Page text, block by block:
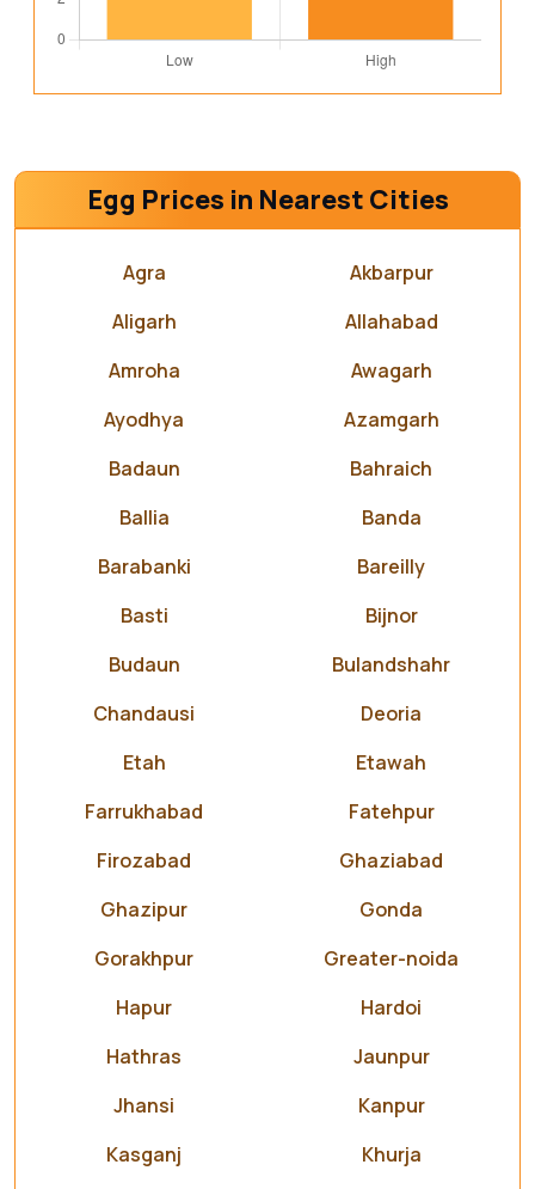
Egg Prices in Nearest Cities
Agra
Akbarpur
Aligarh
Allahabad
Amroha
Awagarh
Ayodhya
Azamgarh
Badaun
Bahraich
Ballia
Banda
Barabanki
Bareilly
Basti
Bijnor
Budaun
Bulandshahr
Chandausi
Deoria
Etah
Etawah
Farrukhabad
Fatehpur
Firozabad
Ghaziabad
Ghazipur
Gonda
Gorakhpur
Greater-noida
Hapur
Hardoi
Hathras
Jaunpur
Jhansi
Kanpur
Kasganj
Khurja